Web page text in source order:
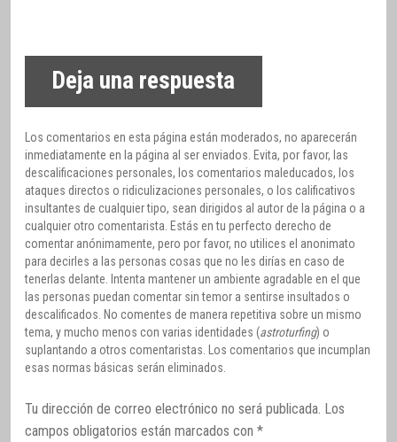
Deja una respuesta
Los comentarios en esta página están moderados, no aparecerán
inmediatamente en la página al ser enviados. Evita, por favor, las
descalificaciones personales, los comentarios maleducados, los
ataques directos o ridiculizaciones personales, o los calificativos
insultantes de cualquier tipo, sean dirigidos al autor de la página o a
cualquier otro comentarista. Estás en tu perfecto derecho de
comentar anónimamente, pero por favor, no utilices el anonimato
para decirles a las personas cosas que no les dirías en caso de
tenerlas delante. Intenta mantener un ambiente agradable en el que
las personas puedan comentar sin temor a sentirse insultados o
descalificados. No comentes de manera repetitiva sobre un mismo
tema, y mucho menos con varias identidades (astroturfing) o
suplantando a otros comentaristas. Los comentarios que incumplan
esas normas básicas serán eliminados.
Tu dirección de correo electrónico no será publicada. Los
campos obligatorios están marcados con *